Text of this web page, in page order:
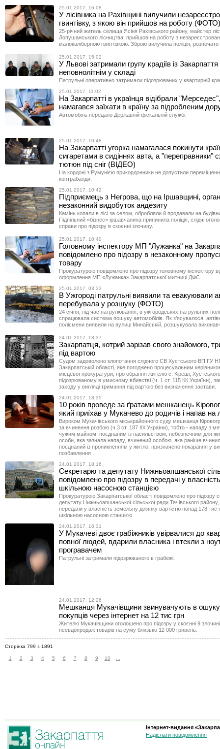
25.01.2017, 16:08
У лісівника на Рахівщині вилучили
гвинтівку, з якою він прийшов на роботу (ФОТО)
25-річний житель селища Ясіня Рахівського району, майстер
Лопушанського лісництва, прийшов на роботу з
малокаліберною гвинтівкою. Зброю вилучила поліція, розпочато
25.01.2017, 15:02
У Львові затримали групу крадіїв із
неповнолітнім у складі
Патрульні оперативно затримали підозрюваних у квартирній
25.01.2017, 11:02
На Закарпатті в українця відібрали
намагався заїхати в країну за підробленим
Автомобіль передано Державній фіскальній службі.
25.01.2017, 10:48
На Закарпатті угорка намагалася покинути
сигаретами в сидіннях авта, а "переправники"
тютюн під сніг (ВІДЕО)
На кордоні з Румунією прикордонники не допустили
контрабанди.
25.01.2017, 10:42
Підприємець з Негрова, що на Іршавщині,
незаконний видобуток андезиту
Камінь копали в лісі за селом, обробляли й продавали на
Підпільний «бізнес» іршавчанина припинила поліція, слідчі
справи про підозру в скоєнні злочину.
25.01.2017, 10:40
Головному інспектору МП "Лужанка" на
повідомлено про підозру в незаконному
товару
Прокуратурою повідомлено про підозру головному інспектору
оформлення МП «Лужанка» Закарпатської митниці ДФС.
25.01.2017, 03:33
В Ужгороді патрульні виявили та евакуювали
перебувала у розшуку (ФОТО)
24 січня, під час патрулювання, в ужгородських патрульних
спрацювала система пошуку автомобілів. Як з’ясувалося,
полісмени виявили на вулиці Минайській, розшукувала
24.01.2017, 18:37
Закарпатця, котрий зарізав свого знайомого,
під вартою
Судом задоволено клопотання слідчого СВ Хустського ВП ГУ
Закарпатській області, яке погоджено процесуальним
місцевої прокуратури, про обрання жителю с. Кіреші,
підозрюваному в умисному вбивстві (ч. 1 ст. 115 КК України),
заходу у вигляді тримання під вартою без визначення застави.
24.01.2017, 18:35
10 років проведе за ґратами мешканець
який приїхав у Мукачево до родичів і напав на
Вироком Мукачівського міськрайонного суду мешканця
за вчинення розбою (ч.3 ст. 187 КК України), тобто - нападу з
чужим майном, поєднаним із насильством, небезпечним для
особи, яка зазнала нападу, вчинений особою, яка раніше
поєднаний із проникненням у житло, призначено покарання у
позбавлення .
24.01.2017, 18:16
Секретарю та депутату Нижньоапшанської
повідомлено про підозру в передачі у власність
шкільною насосною станцією
Прокуратурою Закарпатської області повідомлено про підозру
депутату Нижньоапшанської сільської ради Тячівського району,
передали у власність земельну ділянку вартістю понад 178 тис
шкільною насосною станцією.
24.01.2017, 16:31
У Мукачеві двоє грабіжників увірвалися до
повної людей, вдарили власника і втекли з
програвачем
Патрульні затримали підозрюваного в грабежі.
24.01.2017, 12:26
Мешканця Мукачівщини звинувачують в
покупців через інтернет на 12 тис грн
Жителю Мукачівщини оголошено про підозру у скоєнні 9
псевдопродаж товарів на суму близько 12 000 гривень.
Сторінка 799 з 1891
1 2 3 4 5 6 7 8 9 10
Інтернет-видання
Надіслати повідомлення